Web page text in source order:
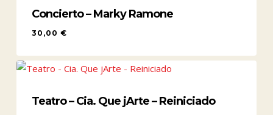
Concierto – Marky Ramone
30,00 €
Teatro – Cia. Que jArte – Reiniciado